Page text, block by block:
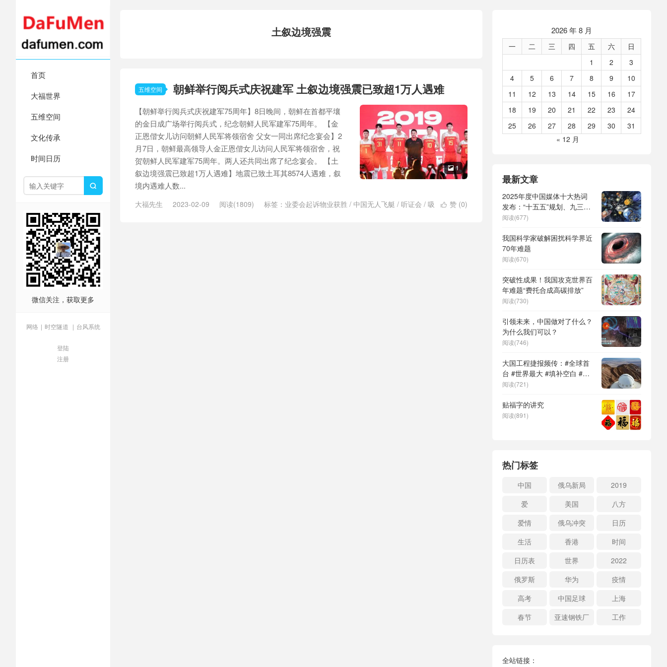
首页
大福世界
五维空间
文化传承
时间日历

微信关注，获取更多
网络 | 时空隧道 | 台风系统
登陆
注册
土叙边境强震
五维空间 朝鲜举行阅兵式庆祝建军 土叙边境强震已致超1万人遇难
 1
【朝鲜举行阅兵式庆祝建军75周年】8日晚间，朝鲜在首都平壤
的金日成广场举行阅兵式，纪念朝鲜人民军建军75周年。 【金
正恩偕女儿访问朝鲜人民军将领宿舍 父女一同出席纪念宴会】2
月7日，朝鲜最高领导人金正恩偕女儿访问人民军将领宿舍，祝
贺朝鲜人民军建军75周年。两人还共同出席了纪念宴会。 【土
叙边境强震已致超1万人遇难】地震已致土耳其8574人遇难，叙
境内遇难人数...
 赞 (0)
大福先生 2023-02-09 阅读(1809) 标签： 业委会起诉物业获胜 / 中国无人飞艇 / 听证会 / 吸
2026 年 8 月
一 二 三 四 五 六
日
1
2
3
4
5 6 7 8 9
10
11
12 13 14 15 16
17
18
19 20 21 22 23
24
25
26 27 28 29 30
31
« 12 月
最新文章
2025年度中国媒体十大热词
发布：“十五五”规划、九三阅
兵、全球治理倡议、
形机器人、苏超、票根经济、
育儿补贴、科学素养、网络生
态治理
阅读(677)
我国科学家破解困扰科学界近
70年难题
阅读(670)
突破性成果！我国攻克世界百
年难题“费托合成高碳排放”
阅读(730)
引领未来，中国做对了什么？
为什么我们可以？
阅读(746)
大国工程捷报频传：#全球首
台 #世界最大 #填补空白 #突
破关键节点
阅读(721)
贴福字的讲究
阅读(891)
热门标签
中国 俄乌新局
2019
爱
美国
八方
爱情
俄乌冲突
日历
生活
香港
时间
日历表
世界
2022
俄罗斯
华为
疫情
高考
中国足球
上海
春节
亚速钢铁厂 工作
全站链接：